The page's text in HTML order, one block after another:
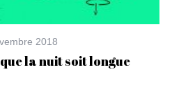
2018
la nuit soit longue